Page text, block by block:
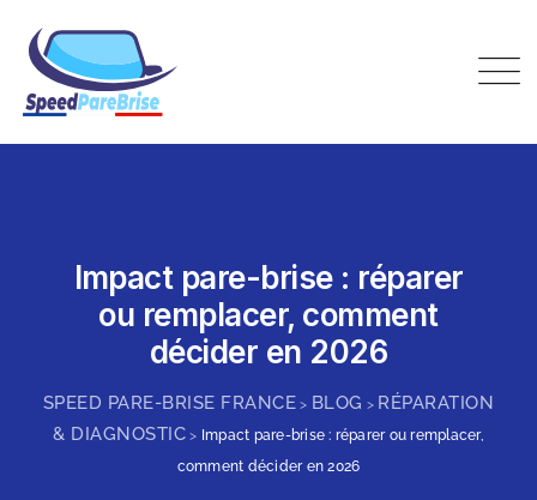
Speed Pare-Brise France
Impact pare-brise : réparer
ou remplacer, comment
décider en 2026
SPEED PARE-BRISE FRANCE > BLOG > RÉPARATION
& DIAGNOSTIC > Impact pare-brise : réparer ou remplacer,
comment décider en 2026